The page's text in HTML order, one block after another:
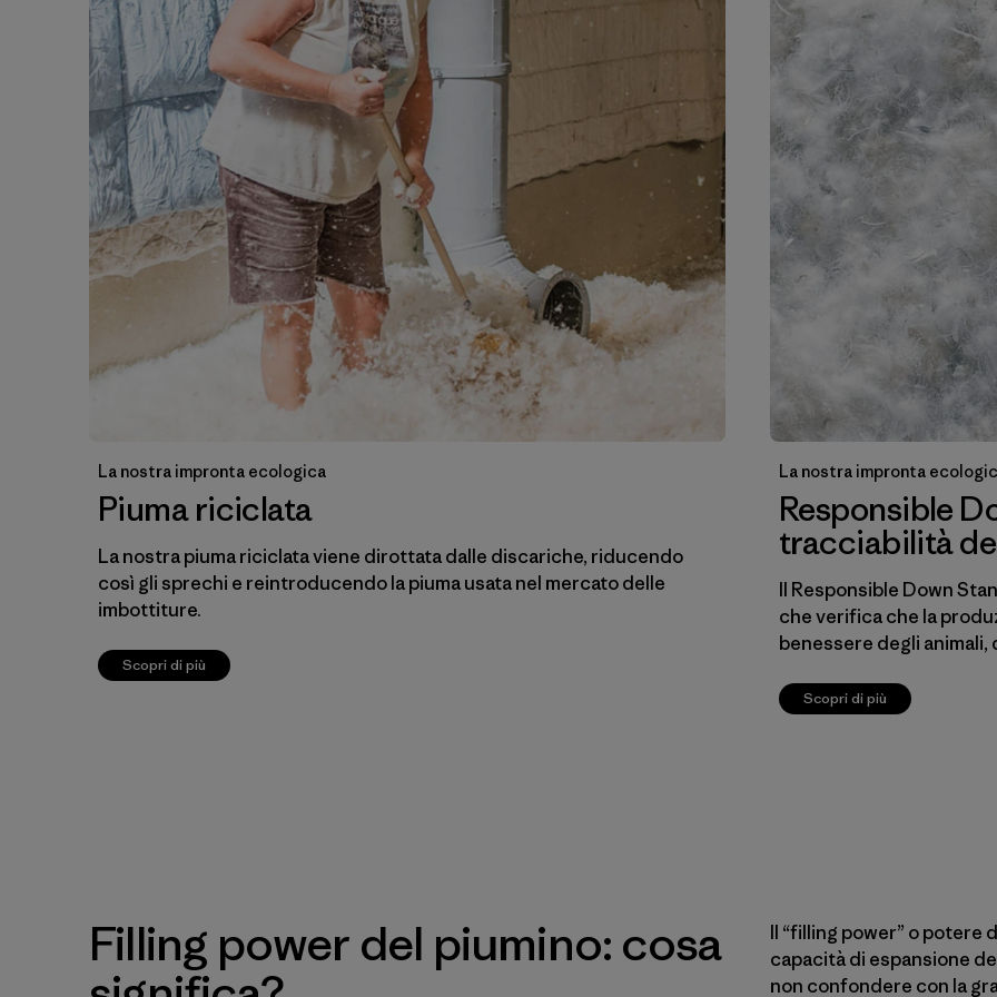
La nostra impronta ecologica
Piuma riciclata
La nostra piuma riciclata viene dirottata dalle discariche, riducendo
così gli sprechi e reintroducendo la piuma usata nel mercato delle
imbottiture.
Scopri di più
La nostra impronta
Responsible
tracciabilità
Il Responsible Down
che verifica che la
benessere degli animali,
Scopri di più
Filling power del piumino: cosa
Il “filling power” o potere
capacità di espansione
non confondere con la